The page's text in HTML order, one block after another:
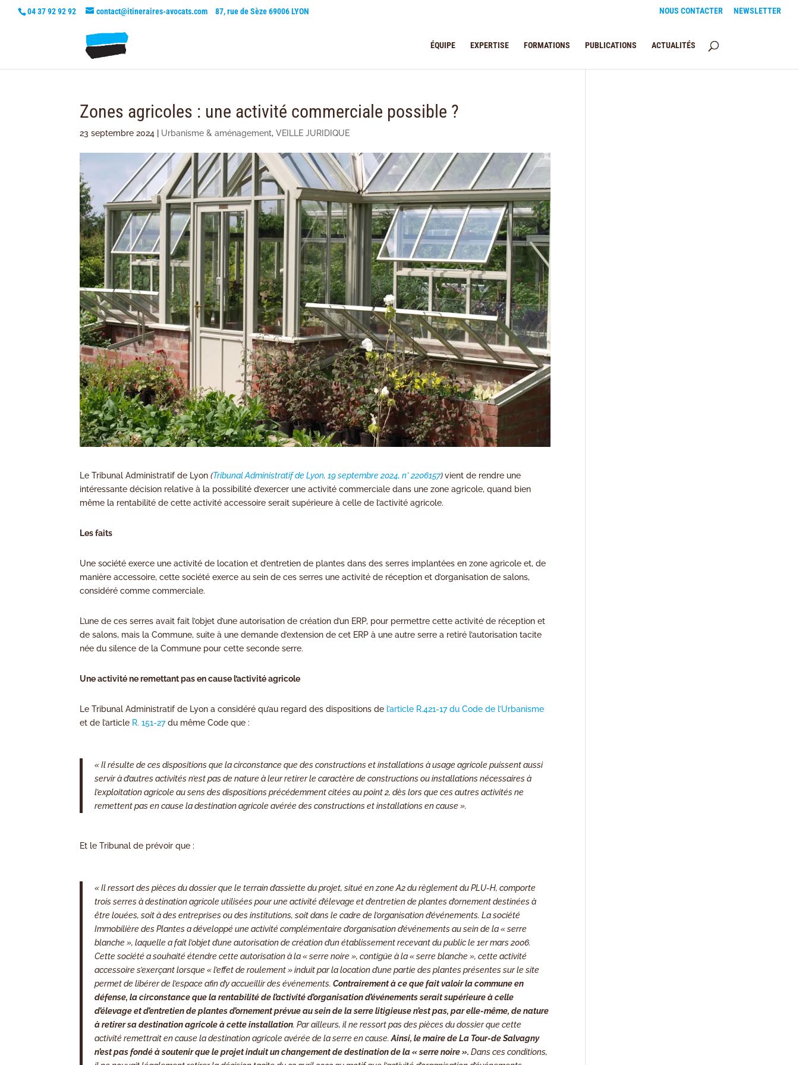
04 37 92 92 92 contact@itineraires-avocats.com 87, rue de Sèze 69006 LYON NOUS CONTACTER NEWSLETTER
ÉQUIPE EXPERTISE FORMATIONS PUBLICATIONS ACTUALITÉS
Zones agricoles : une activité commerciale possible ?
23 septembre 2024 Urbanisme & aménagement,VEILLE JURIDIQUE
Le Tribunal Administratif de Lyon(Tribunal Administratif de Lyon, 19 septembre 2024, n° 2206157)vient de rendre une
intéressante décision relative à la possibilité d’exercer une activité commerciale dans une zone agricole, quand bien
même la rentabilité de cette activité accessoire serait supérieure à celle de l’activité agricole.
Les faits
Une société exerce une activité de location et d’entretien de plantes dans des serres implantées en zone agricole et, de
manière accessoire, cette société exerce au sein de ces serres une activité de réception et d’organisation de salons,
considéré comme commerciale.
L’une de ces serres avait fait l’objet d’une autorisation de création d’un ERP, pour permettre cette activité de réception et
de salons, mais la Commune, suite à une demande d’extension de cet ERP à une autre serre a retiré l’autorisation tacite
née du silence de la Commune pour cette seconde serre.
Une activité ne remettant pas en cause l’activité agricole
Le Tribunal Administratif de Lyon a considéré qu’au regard des dispositions de l’article R.421-17 du Code de l’Urbanisme
et de l’article R. 151-27du même Code que :
« Il résulte de ces dispositions que la circonstance que des constructions et installations à usage agricole puissent aussi
servir à d’autres activités n’est pas de nature à leur retirer le caractère de constructions ou installations nécessaires à
l’exploitation agricole au sens des dispositions précédemment citées au point 2, dès lors que ces autres activités ne
remettent pas en cause la destination agricole avérée des constructions et installations en cause ».
Et le Tribunal de prévoir que :
« Il ressort des pièces du dossier que le terrain d’assiette du projet, situé en zone A2 du règlement du PLU-H, comporte
trois serres à destination agricole utilisées pour une activité d’élevage et d’entretien de plantes d’ornement destinées à
être louées, soit à des entreprises ou des institutions, soit dans le cadre de l’organisation d’événements. La société
Immobilière des Plantes a développé une activité complémentaire d’organisation d’événements au sein de la « serre
blanche », laquelle a fait l’objet d’une autorisation de création d’un établissement recevant du public le 1er mars 2006.
Cette société a souhaité étendre cette autorisation à la « serre noire », contigüe à la « serre blanche », cette activité
accessoire s’exerçant lorsque « l’effet de roulement » induit par la location d’une partie des plantes présentes sur le site
permet de libérer de l’espace afin d’y accueillir des événements.Contrairement à ce que fait valoir la commune en
défense, la circonstance que la rentabilité de l’activité d’organisation d’événements serait supérieure à celle
d’élevage et d’entretien de plantes d’ornement prévue au sein de la serre litigieuse n’est pas, par elle-même, de nature
à retirer sa destination agricole à cette installation. Par ailleurs, il ne ressort pas des pièces du dossier que cette
activité remettrait en cause la destination agricole avérée de la serre en cause.Ainsi, le maire de La Tour-de Salvagny
n’est pas fondé à soutenir que le projet induit un changement de destination de la « serre noire ». Dans ces conditions,